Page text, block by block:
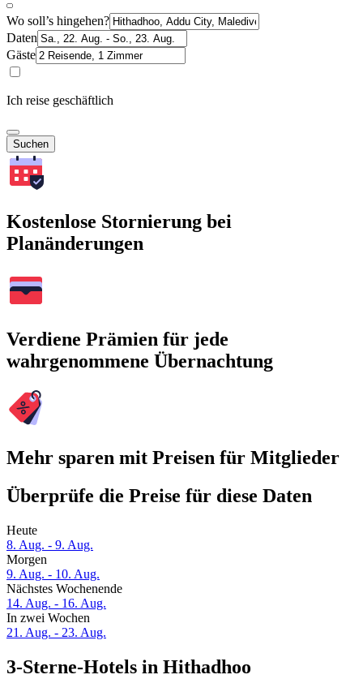
Wo soll’s hingehen?
Daten
Gäste
Ich reise geschäftlich
Suchen
Kostenlose Stornierung bei
Planänderungen
Verdiene Prämien für jede
wahrgenommene Übernachtung
Mehr sparen mit Preisen für Mitglieder
Überprüfe die Preise für diese Daten
Heute
8. Aug. - 9. Aug.
Morgen
9. Aug. - 10. Aug.
Nächstes Wochenende
14. Aug. - 16. Aug.
In zwei Wochen
21. Aug. - 23. Aug.
3-Sterne-Hotels in Hithadhoo